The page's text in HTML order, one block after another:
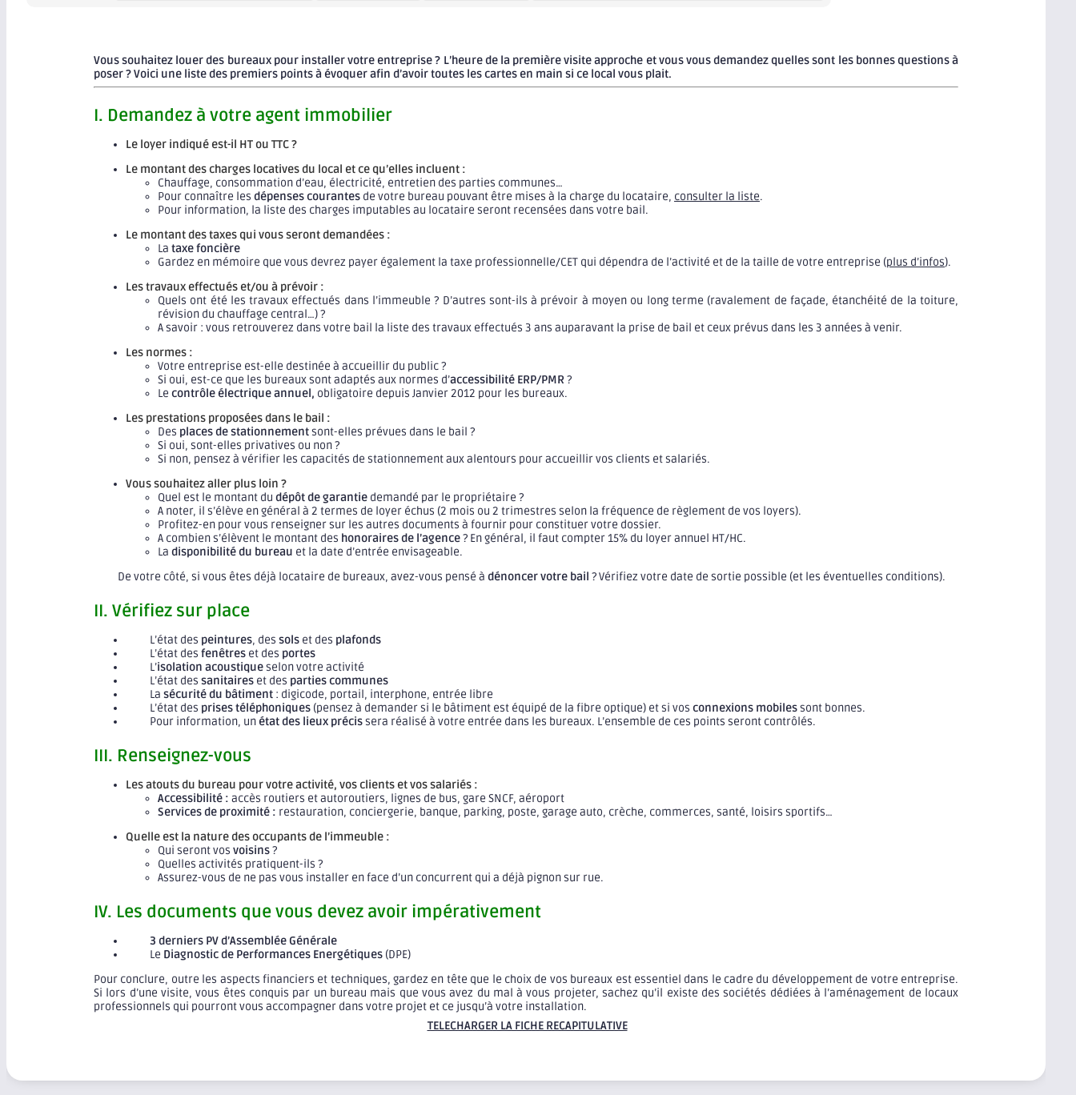
Vous souhaitez louer des bureaux pour installer votre entreprise ? L’heure de la première visite approche et vous vous demandez quelles sont les bonnes questions à
poser ? Voici une liste des premiers points à évoquer afin d’avoir toutes les cartes en main si ce local vous plait.
I. Demandez à votre agent immobilier
Le loyer indiqué est-il HT ou TTC ?
Le montant des charges locatives du local et ce qu’elles incluent :
Chauffage, consommation d’eau, électricité, entretien des parties communes…
Pour connaître les dépenses courantes de votre bureau pouvant être mises à la charge du locataire, consulter la liste.
Pour information, la liste des charges imputables au locataire seront recensées dans votre bail.
Le montant des taxes qui vous seront demandées :
La taxe foncière
Gardez en mémoire que vous devrez payer également la taxe professionnelle/CET qui dépendra de l’activité et de la taille de votre entreprise (plus d’infos).
Les travaux effectués et/ou à prévoir :
Quels ont été les travaux effectués dans l’immeuble ? D’autres sont-ils à prévoir à moyen ou long terme (ravalement de façade, étanchéité de la toiture,
révision du chauffage central…) ?
A savoir : vous retrouverez dans votre bail la liste des travaux effectués 3 ans auparavant la prise de bail et ceux prévus dans les 3 années à venir.
Les normes :
Votre entreprise est-elle destinée à accueillir du public ?
Si oui, est-ce que les bureaux sont adaptés aux normes d’accessibilité ERP/PMR ?
Le contrôle électrique annuel, obligatoire depuis Janvier 2012 pour les bureaux.
Les prestations proposées dans le bail :
Des places de stationnementsont-elles prévues dans le bail ?
Si oui, sont-elles privatives ou non ?
Si non, pensez à vérifier les capacités de stationnement aux alentours pour accueillir vos clients et salariés.
Vous souhaitez aller plus loin ?
Quel est le montant du dépôt de garantie demandé par le propriétaire ?
A noter, il s’élève en général à 2 termes de loyer échus (2 mois ou 2 trimestres selon la fréquence de règlement de vos loyers).
Profitez-en pour vous renseigner sur les autres documents à fournir pour constituer votre dossier.
A combien s’élèvent le montant des honoraires de l’agence? En général, il faut compter 15% du loyer annuel HT/HC.
La disponibilité du bureau et la date d’entrée envisageable.
De votre côté, si vous êtes déjà locataire de bureaux, avez-vous pensé à dénoncer votre bail ? Vérifiez votre date de sortie possible (et les éventuelles conditions).
II. Vérifiez sur place
L’état des peintures, des sols et des plafonds
L’état des fenêtres et des portes
L’isolation acoustiqueselon votre activité
L’état des sanitaires et des parties communes
La sécurité du bâtiment : digicode, portail, interphone, entrée libre
L’état des prises téléphoniques (pensez à demander si le bâtiment est équipé de la fibre optique) et si vos connexions mobilessont bonnes.
Pour information, un état des lieux précissera réalisé à votre entrée dans les bureaux. L’ensemble de ces points seront contrôlés.
III. Renseignez-vous
Les atouts du bureau pour votre activité, vos clients et vos salariés :
Accessibilité : accès routiers et autoroutiers, lignes de bus, gare SNCF, aéroport
Services de proximité : restauration, conciergerie, banque, parking, poste, garage auto, crèche, commerces, santé, loisirs sportifs…
Quelle est la nature des occupants de l’immeuble :
Qui seront vos voisins?
Quelles activités pratiquent-ils ?
Assurez-vous de ne pas vous installer en face d’un concurrent qui a déjà pignon sur rue.
IV. Les documents que vous devez avoir impérativement
3 derniers PV d’Assemblée Générale
Le Diagnostic de Performances Energétiques (DPE)
Pour conclure, outre les aspects financiers et techniques, gardez en tête que le choix de vos bureaux est essentiel dans le cadre du développement de votre entreprise.
Si lors d’une visite, vous êtes conquis par un bureau mais que vous avez du mal à vous projeter, sachez qu’il existe des sociétés dédiées à l’aménagement de locaux
professionnels qui pourront vous accompagner dans votre projet et ce jusqu’à votre installation.
TELECHARGER LA FICHE RECAPITULATIVE